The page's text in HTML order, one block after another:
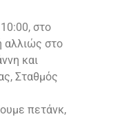
στο
αλλιώς στο
και
Σταθμός
πετάνκ,